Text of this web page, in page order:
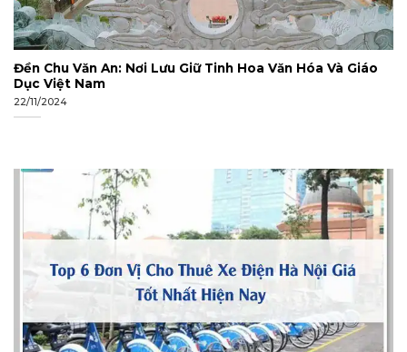
Đền Chu Văn An: Nơi Lưu Giữ Tinh Hoa Văn Hóa Và Giáo
Dục Việt Nam
22/11/2024